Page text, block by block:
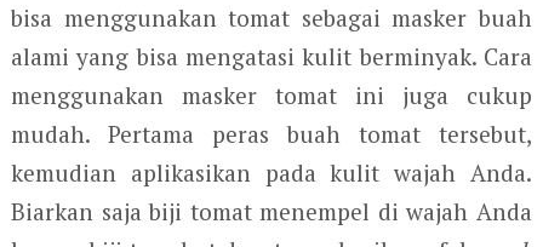
bisa menggunakan tomat sebagai masker buah
alami yang bisa mengatasi kulit berminyak. Cara
menggunakan masker tomat ini juga cukup
mudah. Pertama peras buah tomat tersebut,
kemudian aplikasikan pada kulit wajah Anda.
Biarkan saja biji tomat menempel di wajah Anda